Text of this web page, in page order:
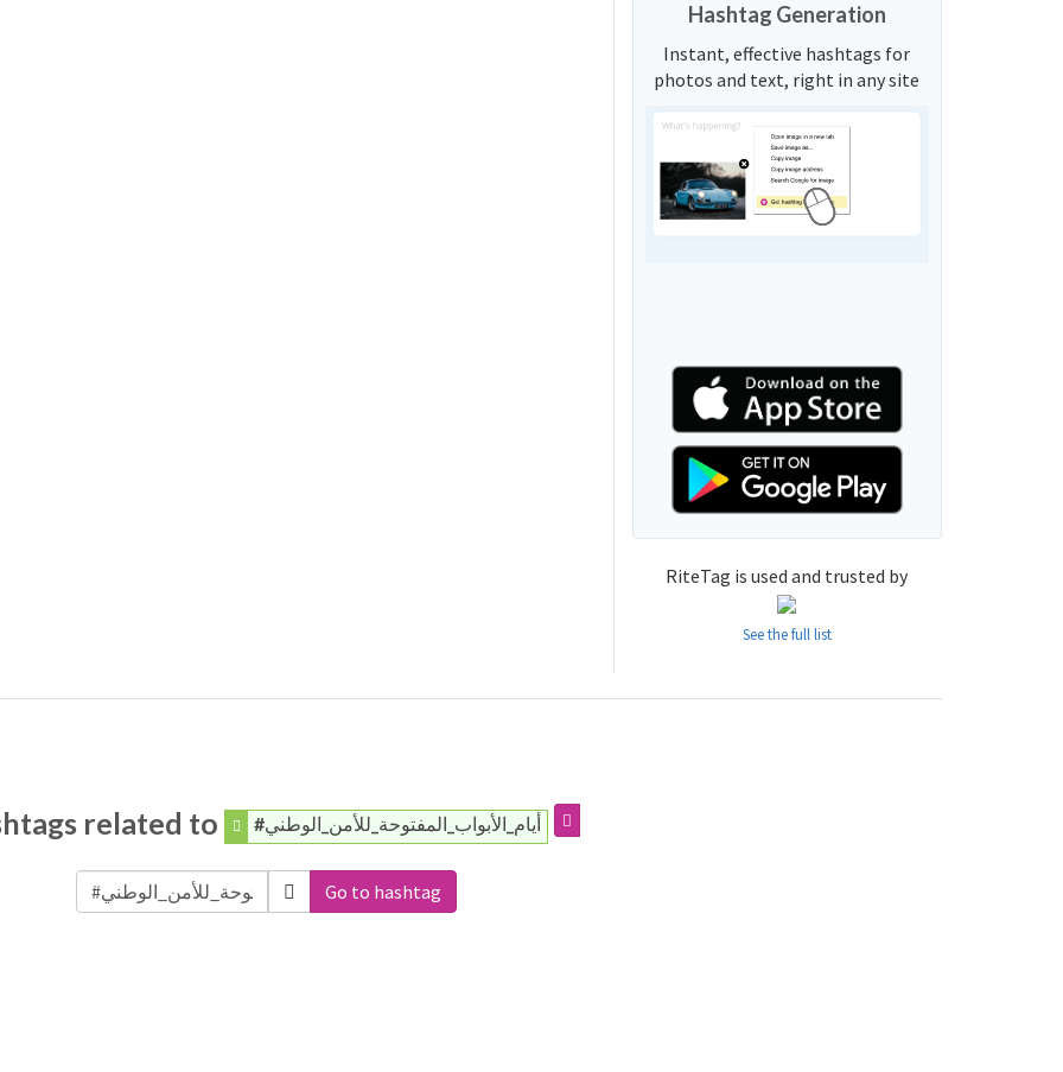
Hashtag Generation
Instant, effective hashtags for
photos and text, right in any site
RiteTag is used and trusted by
See the full list
related to #أيام_الأبواب_المفتوحة_للأمن_الوطني
Go to hashtag